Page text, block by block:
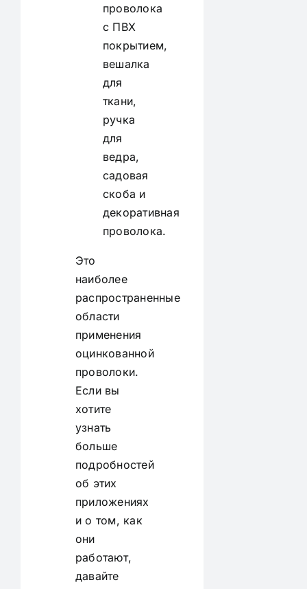
проволока
с ПВХ
покрытием,
вешалка
для
ткани,
ручка
для
ведра,
садовая
скоба и
декоративная
проволока.
Это
наиболее
распространенные
области
применения
оцинкованной
проволоки.
Если вы
хотите
узнать
больше
подробностей
об этих
приложениях
и о том, как
они
работают,
давайте